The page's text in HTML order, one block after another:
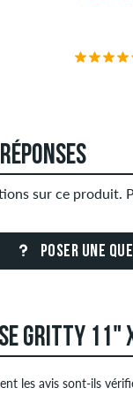
sur ce produit.
POSER UNE
GRITTY
les avis sont-ils